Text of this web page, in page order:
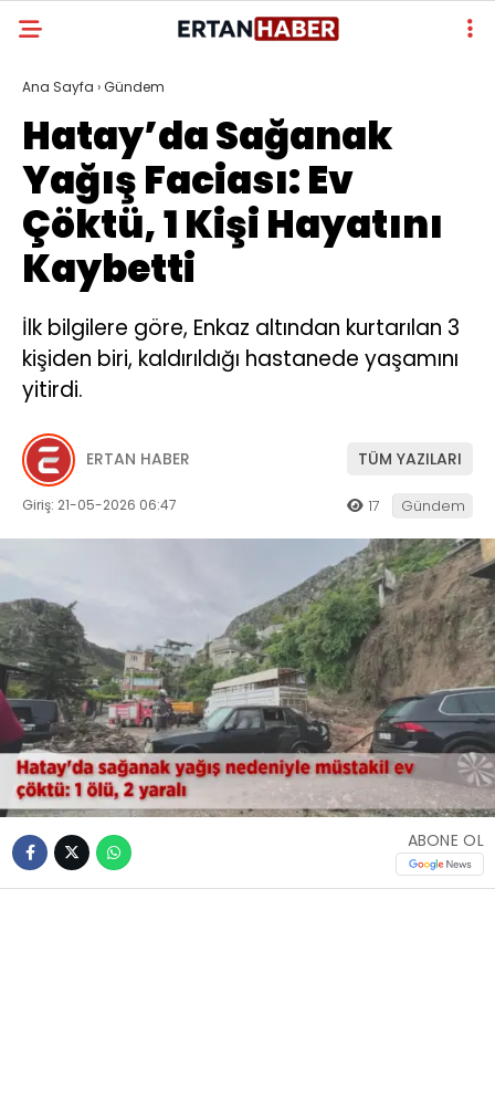
Ana Sayfa ›Gündem
Hatay’da Sağanak
Yağış Faciası: Ev
Çöktü, 1 Kişi Hayatını
Kaybetti
İlk bilgilere göre, Enkaz altından kurtarılan 3
kişiden biri, kaldırıldığı hastanede yaşamını
yitirdi.
ERTAN HABER TÜM YAZILARI
Giriş: 21-05-2026 06:47 17 Gündem
ABONE OL